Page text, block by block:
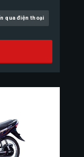
qua điện thoại